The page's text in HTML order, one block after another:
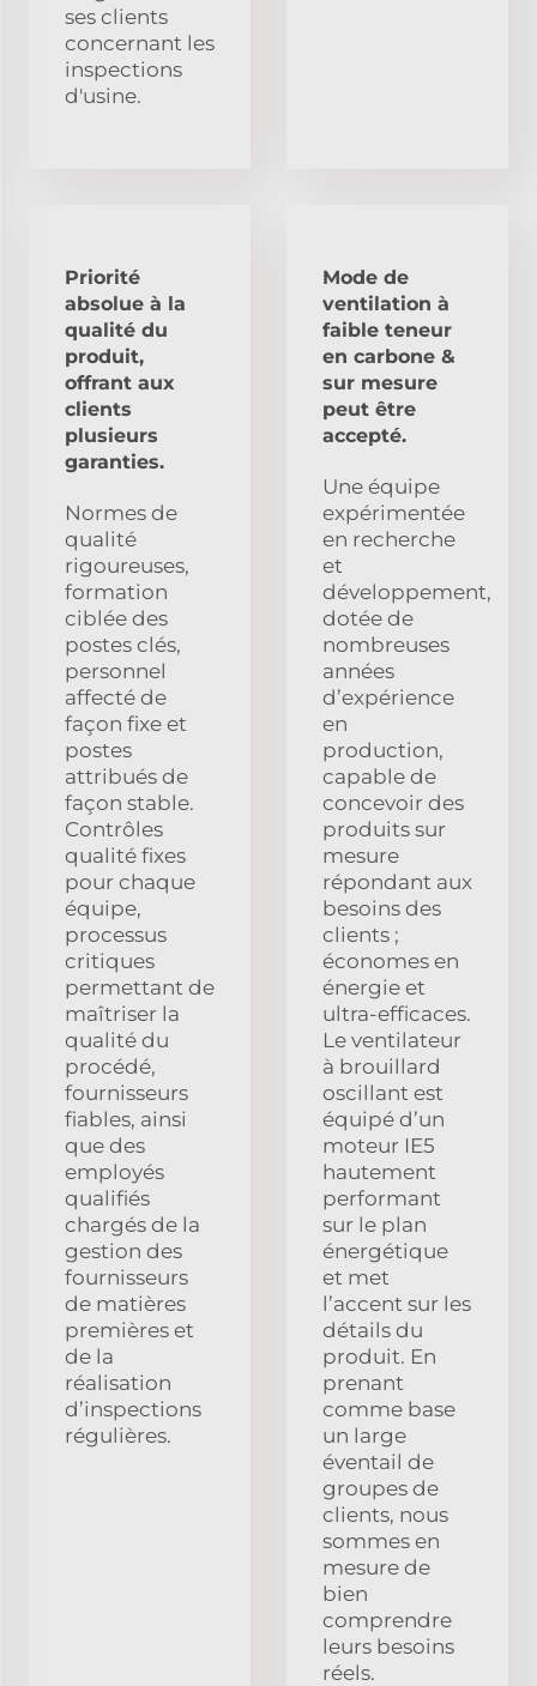
ses clients
concernant les
inspections
d'usine.
Priorité
absolue à la
qualité du
produit,
offrant aux
clients
plusieurs
garanties.
Normes de
qualité
rigoureuses,
formation
ciblée des
postes clés,
personnel
affecté de
façon fixe et
postes
attribués de
façon stable.
Contrôles
qualité fixes
pour chaque
équipe,
processus
critiques
permettant de
maîtriser la
qualité du
procédé,
fournisseurs
fiables, ainsi
que des
employés
qualifiés
chargés de la
gestion des
fournisseurs
de matières
premières et
de la
réalisation
d’inspections
régulières.
Mode de
ventilation à
faible teneur
en carbone &
sur mesure
peut être
accepté.
Une équipe
expérimentée
en recherche
et
développement,
dotée de
nombreuses
années
d’expérience
en
production,
capable de
concevoir des
produits sur
mesure
répondant aux
besoins des
clients ;
économes en
énergie et
ultra-efficaces.
Le ventilateur
à brouillard
oscillant est
équipé d’un
moteur IE5
hautement
performant
sur le plan
énergétique
et met
l’accent sur les
détails du
produit. En
prenant
comme base
un large
éventail de
groupes de
clients, nous
sommes en
mesure de
bien
comprendre
leurs besoins
réels.